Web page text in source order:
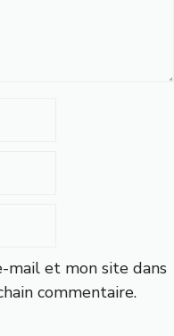
mail et mon site dans
commentaire.